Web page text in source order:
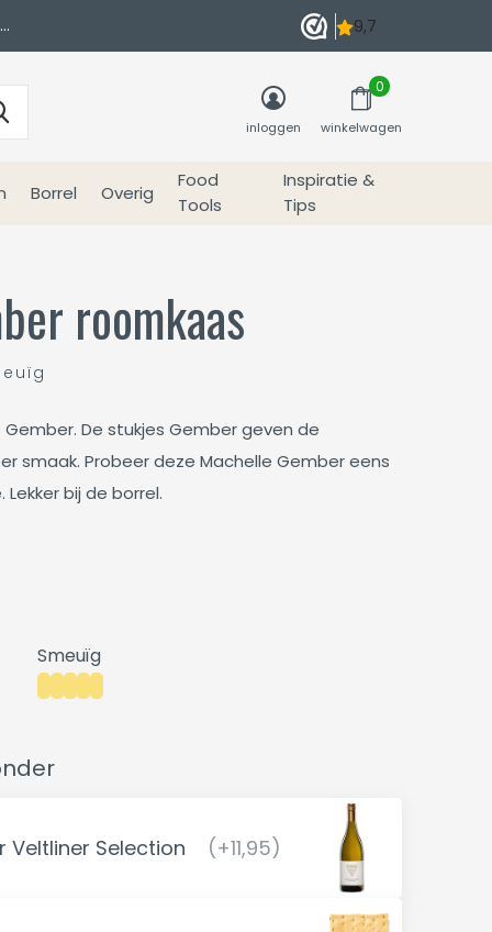
Borrel Overig
Food
Tools
Inspiratie &
Tips
inloggen winkelwagen
0
roomkaas
De stukjes Gember geven de
smaak. Probeer deze Machelle Gember eens
bij de borrel.
Smeuïg
Veltliner Selection (+11,95)